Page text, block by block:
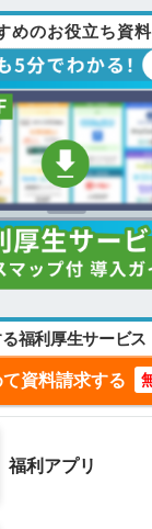
めのお役立ち資料
福利厚生サービス
て資料請求する
福利アプリ